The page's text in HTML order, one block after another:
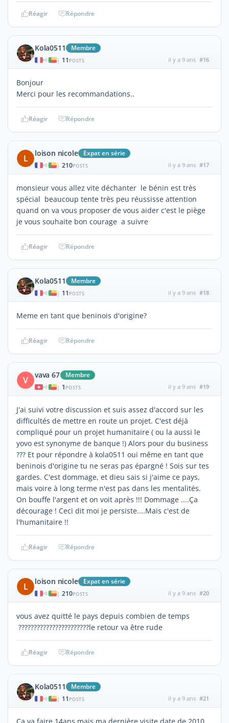
Réagir Répondre
Kola0511 Membre
| 11 POSTS il y a 9 ans #16
Bonjour
Merci pour les recommandations..
Réagir Répondre
L loison nicole Expat en série
| 210POSTS il y a 9 ans #17
monsieur vous allez vite déchanter le bénin est très
spécial beaucoup tente très peu réussisse attention
quand on va vous proposer de vous aider c'est le piège
je vous souhaite bon courage a suivre
Réagir Répondre
Kola0511 Membre
| 11 POSTS il y a 9 ans #18
Meme en tant que beninois d'origine?
Réagir Répondre
V vava 67 Membre
| 1 POSTS il y a 9 ans #19
J'ai suivi votre discussion et suis assez d'accord sur les
difficultés de mettre en route un projet. C'est déjà
compliqué pour un projet humanitaire ( ou la aussi le
yovo est synonyme de banque !) Alors pour du business
??? Et pour répondre à kola0511 oui même en tant que
beninois d'origine tu ne seras pas épargné ! Sois sur tes
gardes. C'est dommage, et dieu sais si j'aime ce pays,
mais voire à long terme n'est pas dans les mentalités.
On bouffe l'argent et on voit après !!! Dommage ....Ça
décourage ! Ceci dit moi je persiste....Mais c'est de
l'humanitaire !!
Réagir Répondre
L loison nicole Expat en série
| 210POSTS il y a 9 ans #20
vous avez quitté le pays depuis combien de temps
???????????????????????le retour va être rude
Réagir Répondre
Kola0511 Membre
| 11 POSTS il y a 9 ans #21